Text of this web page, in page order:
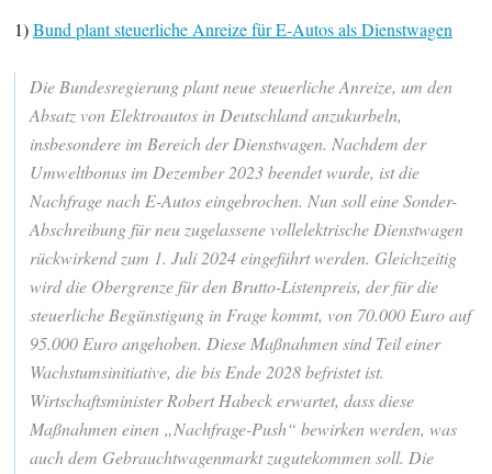
1)Bund plant steuerliche Anreize für E-Autos als Dienstwagen
Die Bundesregierung plant neue steuerliche Anreize, um den
Absatz von Elektroautos in Deutschland anzukurbeln,
insbesondere im Bereich der Dienstwagen. Nachdem der
Umweltbonus im Dezember 2023 beendet wurde, ist die
Nachfrage nach E-Autos eingebrochen. Nun soll eine Sonder-
Abschreibung für neu zugelassene vollelektrische Dienstwagen
rückwirkend zum 1. Juli 2024 eingeführt werden. Gleichzeitig
wird die Obergrenze für den Brutto-Listenpreis, der für die
steuerliche Begünstigung in Frage kommt, von 70.000 Euro auf
95.000 Euro angehoben. Diese Maßnahmen sind Teil einer
Wachstumsinitiative, die bis Ende 2028 befristet ist.
Wirtschaftsminister Robert Habeck erwartet, dass diese
Maßnahmen einen „Nachfrage-Push“ bewirken werden, was
auch dem Gebrauchtwagenmarkt zugutekommen soll. Die